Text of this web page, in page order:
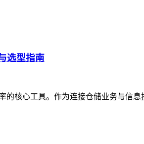
选型指南
核心工具。作为连接仓储业务与信